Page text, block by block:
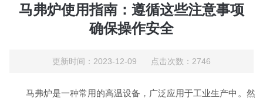
马弗炉使用指南：遵循这些注意事项
确保操作安全
更新时间：2023-12-09 点击次数：2746
马弗炉是一种常用的高温设备，广泛应用于工业生产中。然